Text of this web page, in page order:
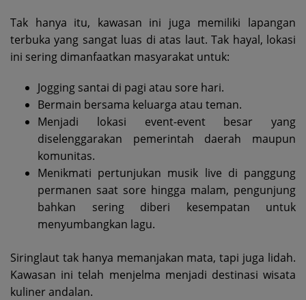
Tak hanya itu, kawasan ini juga memiliki lapangan
terbuka yang sangat luas di atas laut. Tak hayal, lokasi
ini sering dimanfaatkan masyarakat untuk:
Jogging santai di pagi atau sore hari.
Bermain bersama keluarga atau teman.
Menjadi lokasi event-event besar yang
diselenggarakan pemerintah daerah maupun
komunitas.
Menikmati pertunjukan musik live di panggung
permanen saat sore hingga malam, pengunjung
bahkan sering diberi kesempatan untuk
menyumbangkan lagu.
Siringlaut tak hanya memanjakan mata, tapi juga lidah.
Kawasan ini telah menjelma menjadi destinasi wisata
kuliner andalan.